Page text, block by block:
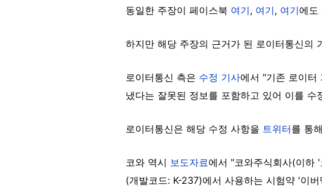
동일한 주장이 페이스북 여기, 여기, 여기에도
하지만 해당 주장의 근거가 된 로이터통신의
로이터통신 측은 수정 기사에서 "기존 로이터
냈다는 잘못된 정보를 포함하고 있어 이를 수
로이터통신은 해당 수정 사항을 트위터를 통
코와 역시 보도자료에서 "코와주식회사(이하
(개발코드: K-237)에서 사용하는 시험약 '이